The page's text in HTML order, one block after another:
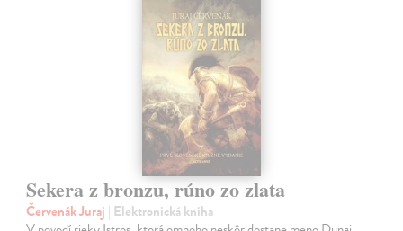
Sekera z bronzu, rúno zo zlata
Červenák Juraj | Elektronická kniha